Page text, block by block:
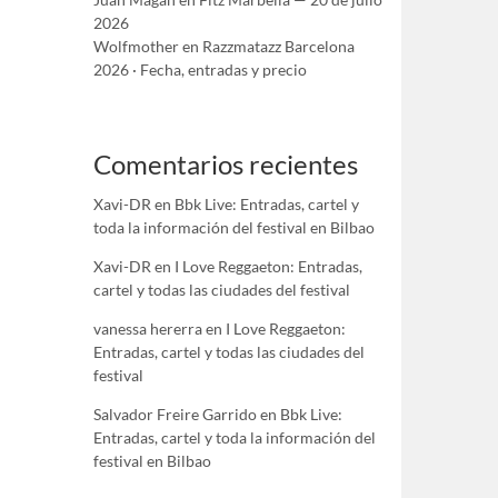
2026
Wolfmother en Razzmatazz Barcelona
2026 · Fecha, entradas y precio
Comentarios recientes
Xavi-DR en Bbk Live: Entradas, cartel y
toda la información del festival en Bilbao
Xavi-DR en I Love Reggaeton: Entradas,
cartel y todas las ciudades del festival
vanessa hererraen I Love Reggaeton:
Entradas, cartel y todas las ciudades del
festival
Salvador Freire Garridoen Bbk Live:
Entradas, cartel y toda la información del
festival en Bilbao